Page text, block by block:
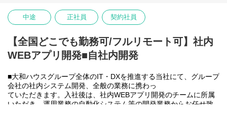
＜クライアントは大和ハウスグループ全体＞
名の
全てに関わるシステムを担っています。
出資は大和ハウス本体になりますが、売上好調かつDX推進の優先
潤沢なリソースのもと、最上流から変革を進めていくことが可能
です。
＜詳細な業務例／基本的な技術仕様＞
中途 正社員 契約社員
【全国どこでも勤務可/フルリモート可】社内
WEBアプリ開発■自社内開発
■大和ハウスグループ全体のIT・DXを推進する当社にて、グループ
会社の社内システム開発、全般の業務に携わっ
ていただきます。入社後は、社内WEBアプリ開発のチームに所属
いただき、運用業務の自動化システム等の開発業務からお任せ致